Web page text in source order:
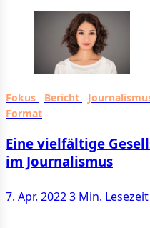
Fokus Bericht
Format
Eine vielfältige
im Journalismus
7. Apr. 20223 Min. Lesezeit